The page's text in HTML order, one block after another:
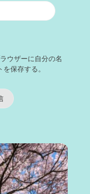
ウザーに自分の名
保存する。